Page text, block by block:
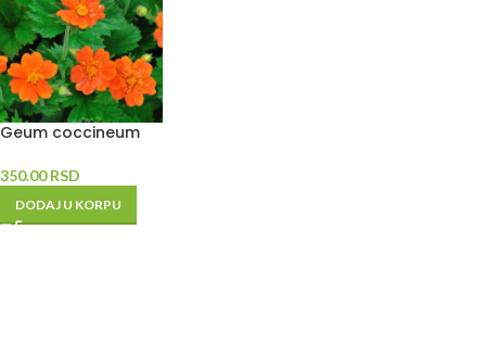
Geum coccineum
350.00RSD
DODAJ U KORPU